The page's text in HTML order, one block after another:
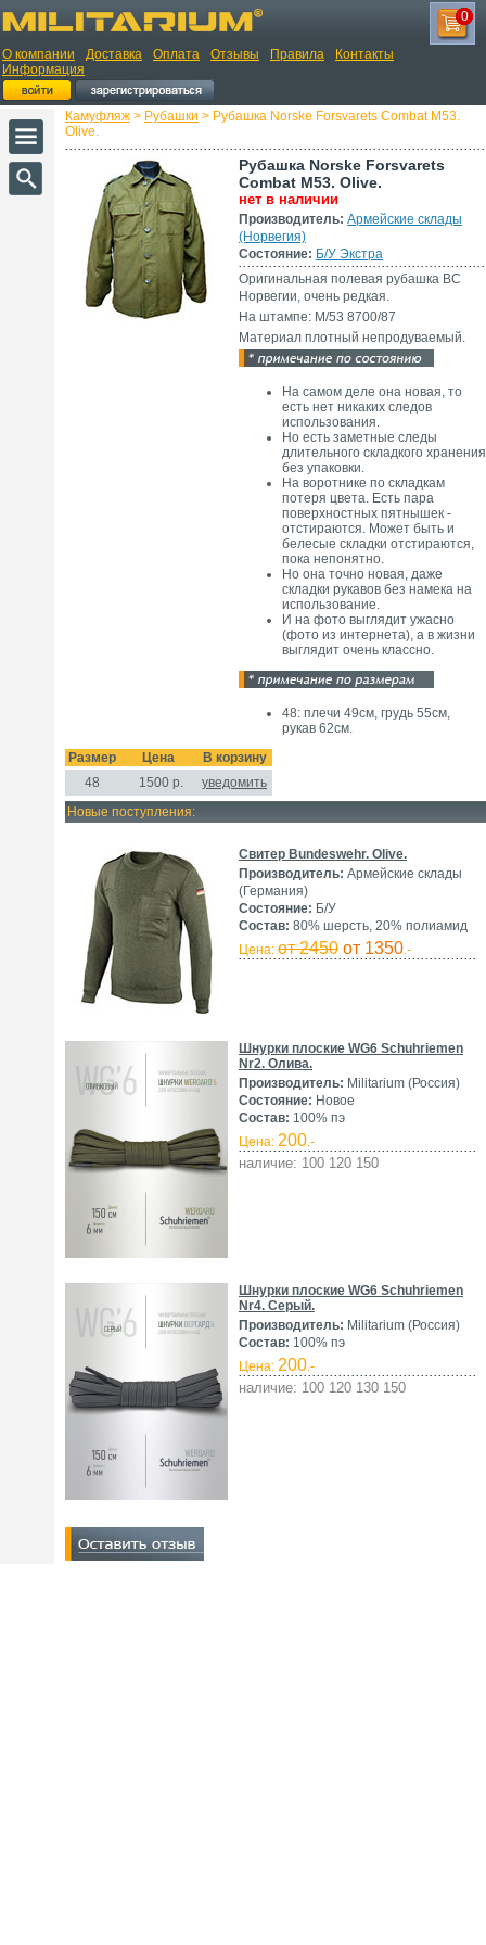
О компании Доставка Оплата Отзывы Правила
Контакты
Информация
0
Камуфляж > Рубашки > Рубашка Norske Forsvarets Combat M53.
Olive.
Рубашка Norske Forsvarets
Combat M53. Olive.
нет в наличии
Производитель: Армейские склады
(Норвегия)
Состояние: Б/У Экстра
Оригинальная полевая рубашка ВС
Норвегии, очень редкая.
На штампе: M/53 8700/87
Материал плотный непродуваемый.
На самом деле она новая, то
есть нет никаких следов
использования.
Но есть заметные следы
длительного складкого хранения
без упаковки.
На воротнике по складкам
потеря цвета. Есть пара
поверхностных пятнышек -
отстираются. Может быть и
белесые складки отстираются,
пока непонятно.
Но она точно новая, даже
складки рукавов без намека на
использование.
И на фото выглядит ужасно
(фото из интернета), а в жизни
выглядит очень классно.
48: плечи 49см, грудь 55см,
рукав 62см.
Размер
Цена
В корзину
48
1500р.
уведомить
Новые поступления:
Свитер Bundeswehr. Olive.
Производитель: Армейские склады
(Германия)
Состояние: Б/У
Состав: 80% шерсть, 20% полиамид
Цена: от 2450 от 1350.-
Шнурки плоские WG6 Schuhriemen
Nr2. Олива.
Производитель: Militarium (Россия)
Состояние: Новое
Состав: 100% пэ
Цена: 200.-
наличие: 100 120 150
Шнурки плоские WG6 Schuhriemen
Nr4. Серый.
Производитель: Militarium (Россия)
Состав: 100% пэ
Цена: 200.-
наличие: 100 120 130 150